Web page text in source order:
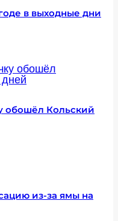
в выходные дни
обошёл Кольский
из-за ямы на